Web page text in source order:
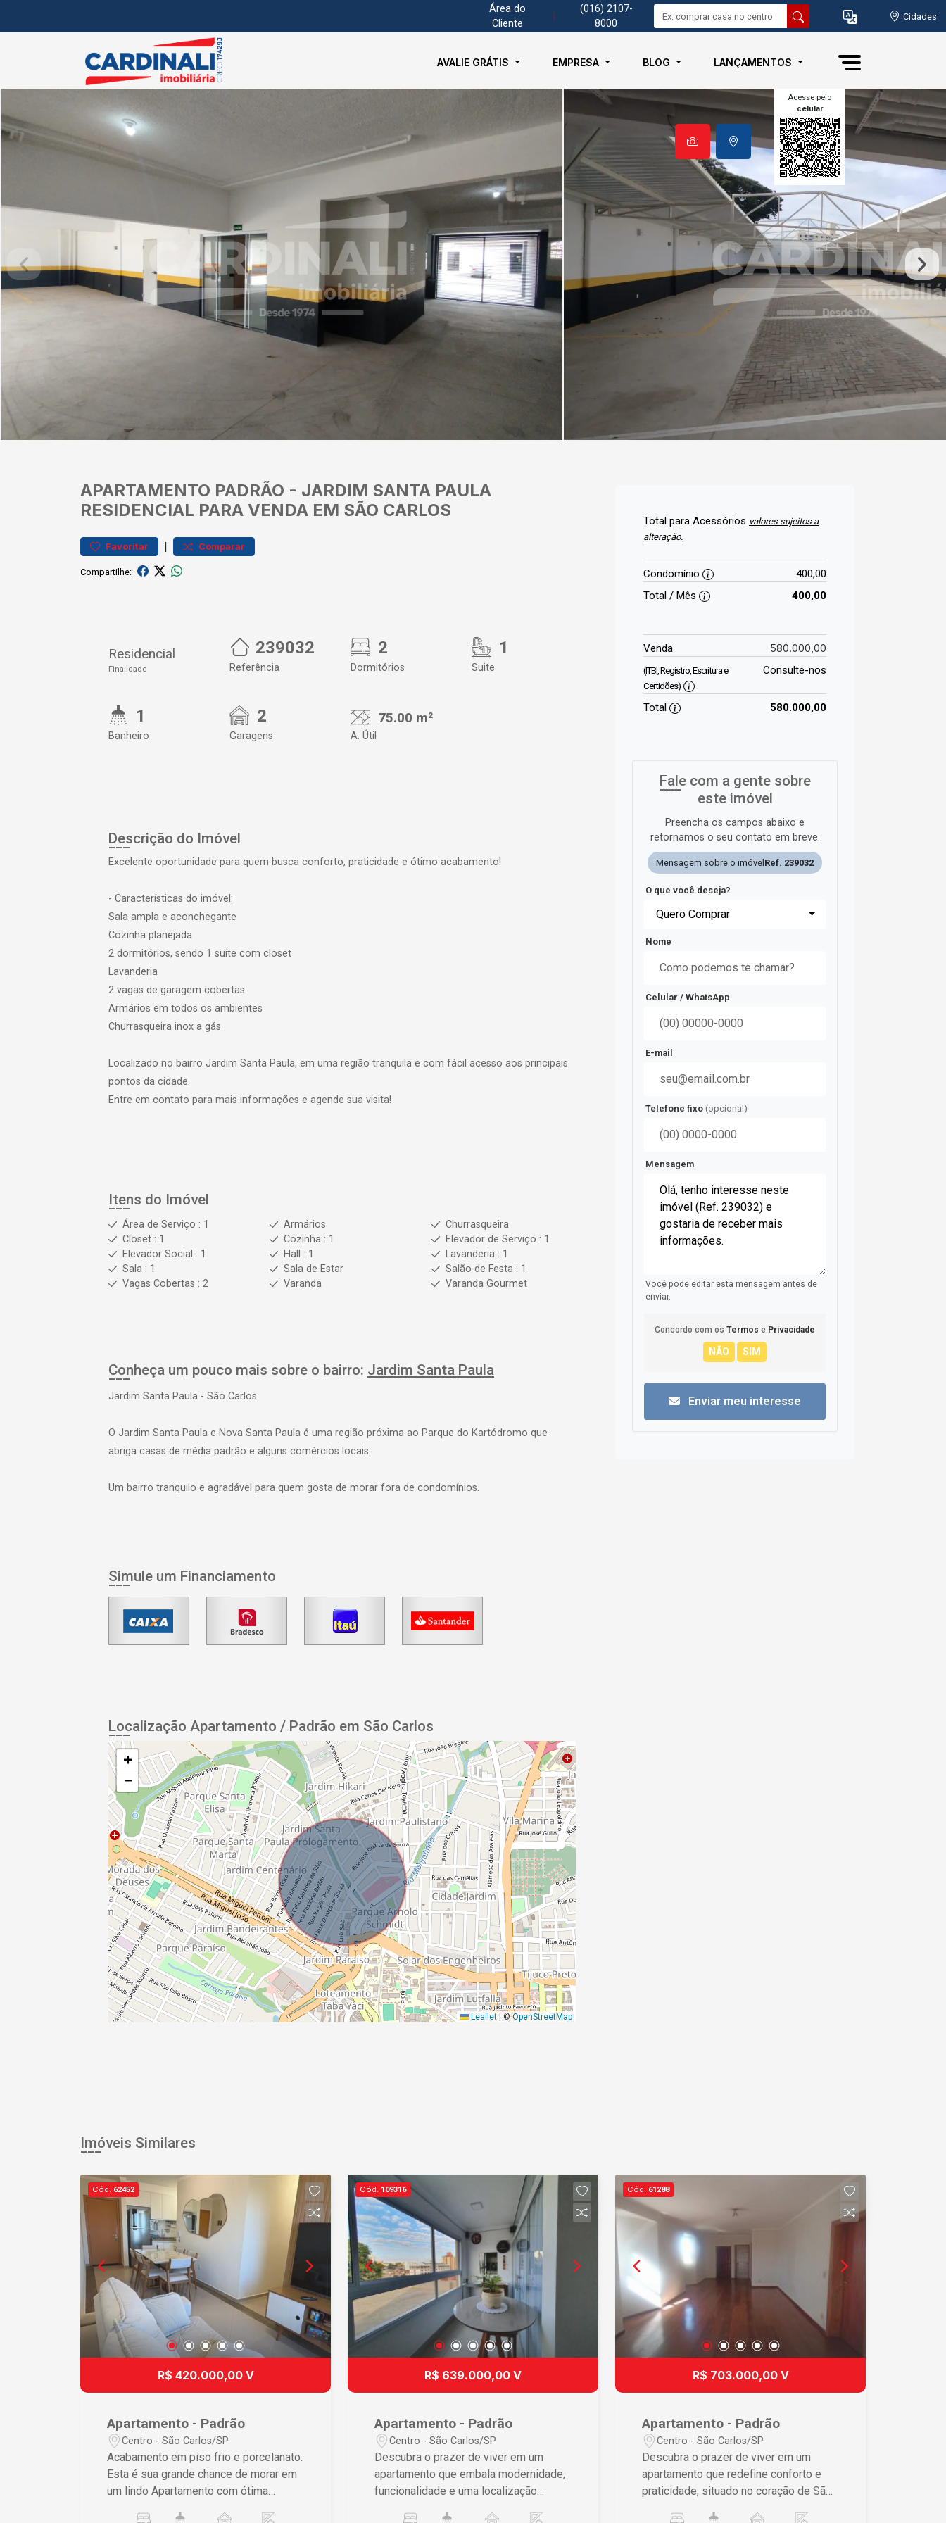
Área do
Cliente
(016) 2107-
8000
Cidades
AVALIE GRÁTIS EMPRESA BLOG LANÇAMENTOS
Acesse pelo
celular
APARTAMENTO PADRÃO - JARDIM SANTA PAULA
RESIDENCIAL PARA VENDA EM SÃO CARLOS
Favoritar | Comparar
Compartilhe:
Residencial
Finalidade
239032
Referência
2
Dormitórios
1
Suite
1
Banheiro
2
Garagens
75.00 m²
A. Útil
Descrição do Imóvel
Excelente oportunidade para quem busca conforto, praticidade e ótimo acabamento!
- Características do imóvel:
Sala ampla e aconchegante
Cozinha planejada
2 dormitórios, sendo 1 suíte com closet
Lavanderia
2 vagas de garagem cobertas
Armários em todos os ambientes
Churrasqueira inox a gás
Localizado no bairro Jardim Santa Paula, em uma região tranquila e com fácil acesso aos principais
pontos da cidade.
Entre em contato para mais informações e agende sua visita!
Itens do Imóvel
Área de Serviço : 1 Armários
Churrasqueira
Closet : 1
Cozinha : 1
Elevador de Serviço : 1
Elevador Social : 1
Hall : 1
Lavanderia : 1
Sala : 1
Sala de Estar
Salão de Festa : 1
Vagas Cobertas : 2
Varanda Varanda Gourmet
Conheça um pouco mais sobre o bairro: Jardim Santa Paula
Jardim Santa Paula - São Carlos
O Jardim Santa Paula e Nova Santa Paula é uma região próxima ao Parque do Kartódromo que
abriga casas de média padrão e alguns comércios locais.
Um bairro tranquilo e agradável para quem gosta de morar fora de condomínios.
Simule um Financiamento
Localização Apartamento / Padrão em São Carlos
+
−
Leaflet ©OpenStreetMap
Total para Acessórios valores sujeitos a
alteração.
Condomínio
400,00
Total / Mês
400,00
Venda 580.000,00
(ITBI, Registro, Escritura e
Certidões)
Consulte-nos
Total 580.000,00
Fale com a gente sobre
este imóvel
Preencha os campos abaixo e
retornamos o seu contato em breve.
Mensagem sobre o imóvel Ref. 239032
O que você deseja?
Quero Comprar
Nome
Celular / WhatsApp
E-mail
Telefone fixo (opcional)
Mensagem
Você pode editar esta mensagem antes de
enviar.
Concordo com os Termos e Privacidade
Enviar meu interesse
Imóveis Similares
Cód. 62452
R$ 420.000,00 V
Apartamento - Padrão
Centro - São Carlos/SP
Acabamento em piso frio e porcelanato.
Esta é sua grande chance de morar em
um lindo Apartamento com ótima
Cód. 109316
R$ 639.000,00 V
Apartamento - Padrão
Centro - São Carlos/SP
Descubra o prazer de viver em um
apartamento que embala modernidade,
funcionalidade e uma localização
Cód. 61288
R$ 703.000,00 V
Apartamento - Padrão
Centro - São Carlos/SP
Descubra o prazer de viver em um
apartamento que redefine conforto e
praticidade, situado no coração de São